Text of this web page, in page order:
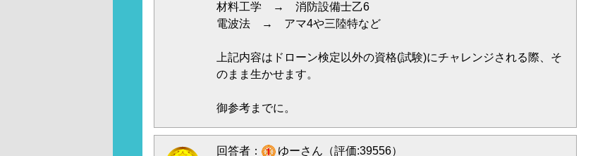
材料工学 → 消防設備士乙6
電波法 → アマ4や三陸特など
上記内容はドローン検定以外の資格(試験)にチャレンジされる際、そ
のまま生かせます。
御参考までに。
回答者： ゆーさん（評価:39556）